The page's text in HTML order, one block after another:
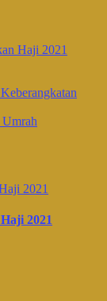
Haji 2021
Umrah
2021